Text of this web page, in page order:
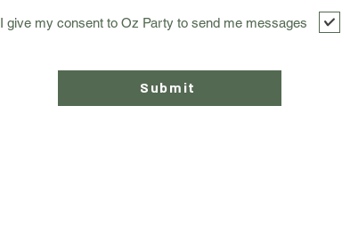
I give my consent to Oz Party to send me messages
Submit